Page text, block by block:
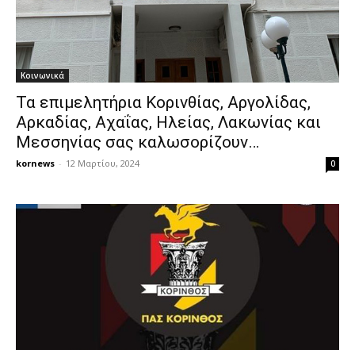
Κοινωνικά
Τα επιμελητήρια Κορινθίας, Αργολίδας,
Αρκαδίας, Αχαΐας, Ηλείας, Λακωνίας και
Μεσσηνίας σας καλωσορίζουν…
kornews - 12 Μαρτίου, 2024 0